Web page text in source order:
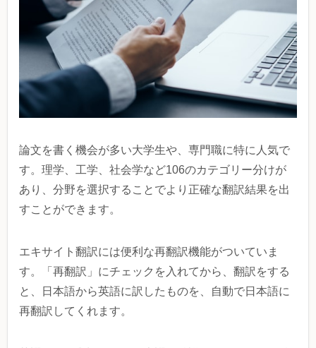
論文を書く機会が多い大学生や、専門職に特に人気で
す。理学、工学、社会学など106のカテゴリー分けが
あり、分野を選択することでより正確な翻訳結果を出
すことができます。
エキサイト翻訳には便利な再翻訳機能がついていま
す。「再翻訳」にチェックを入れてから、翻訳をする
と、日本語から英語に訳したものを、自動で日本語に
再翻訳してくれます。